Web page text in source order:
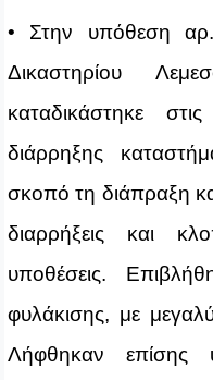
• Στην υπόθεση
Δικαστηρίου
καταδικάστηκε
διάρρηξης
σκοπό τη διάπραξη
διαρρήξεις και
υποθέσεις.
φυλάκισης, με
Λήφθηκαν επίσης